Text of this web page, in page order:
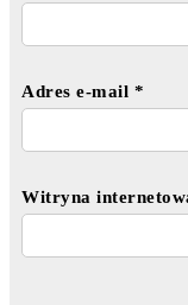
Adres e-mail *
Witryna